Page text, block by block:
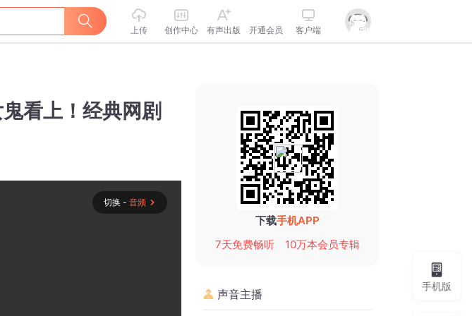
上传 创作中心 有声出版 开通会员 客户端
看上！经典网剧
切换 - 音频
下载手机APP
7天免费畅听
10万本会员专辑
声音主播
手机版